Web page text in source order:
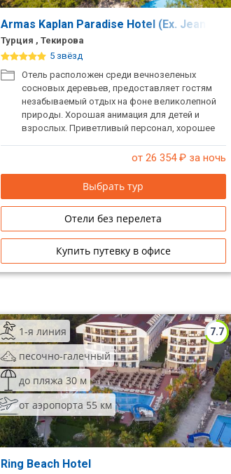
Armas Kaplan Paradise Hotel (Ex. Jeans
Турция , Текирова
5 звёзд
Отель расположен среди вечнозеленых
сосновых деревьев, предоставляет гостям
незабываемый отдых на фоне великолепной
природы. Хорошая анимация для детей и
взрослых. Приветливый персонал, хорошее
Рекомендуем для молодежи и активного
от 26 354₽ за ночь
Выбрать тур
Отели без перелета
Купить путевку в офисе
7.7
1-я линия
песочно-галечный
до пляжа 30 м
от аэропорта 55 км
Ring Beach Hotel